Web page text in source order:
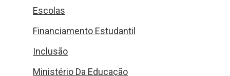
Escolas
Financiamento Estudantil
Inclusão
Ministério Da Educação